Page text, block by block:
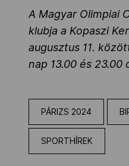
A Magyar Olimpiai
klubja a Kopaszi
augusztus 11.
nap 13.00 és 23.00
PÁRIZS 2024
SPORTHÍREK